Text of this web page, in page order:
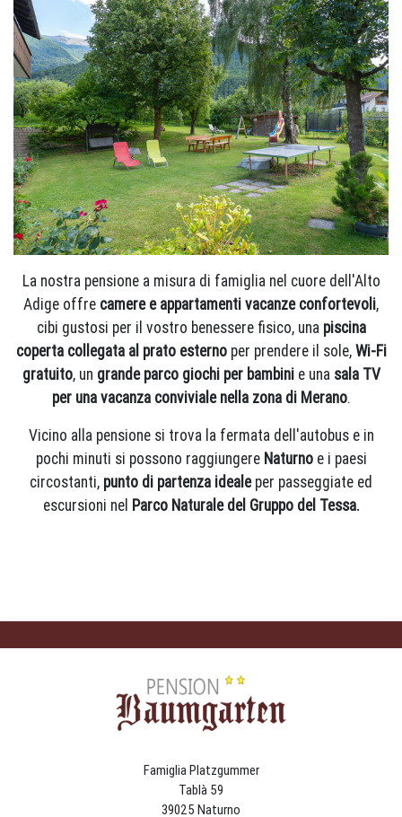
La nostra pensione a misura di famiglia nel cuore dell'Alto
Adige offre camere e appartamenti vacanze confortevoli,
cibi gustosi per il vostro benessere fisico, una piscina
coperta collegata al prato esternoper prendere il sole,Wi-Fi
gratuito, un grande parco giochi per bambinie una sala TV
per una vacanza conviviale nella zona di Merano.
Vicino alla pensione si trova la fermata dell'autobus e in
pochi minuti si possono raggiungere Naturnoe i paesi
circostanti, punto di partenza idealeper passeggiate ed
escursioni nel Parco Naturale del Gruppo del Tessa.
Famiglia Platzgummer
Tablà 59
39025 Naturno